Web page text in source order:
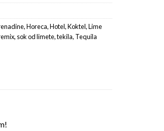
,Horeca,Hotel,Koktel,Lime
, sok od limete,tekila, Tequila